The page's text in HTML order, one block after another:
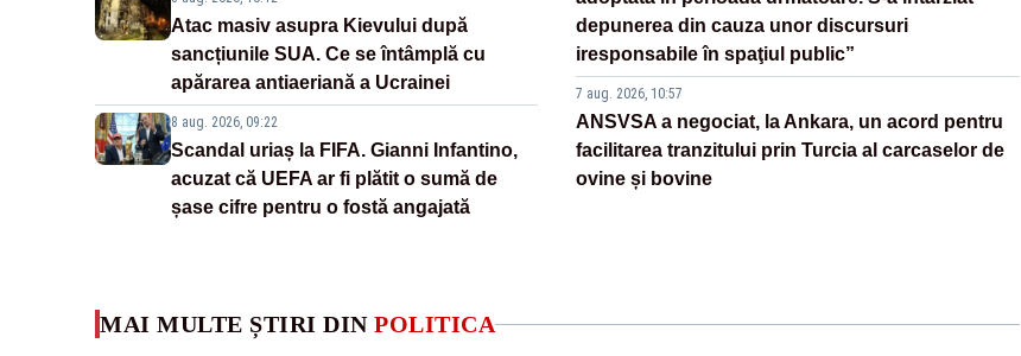
Atac masiv asupra Kievului după
sancțiunile SUA. Ce se întâmplă cu
apărarea antiaeriană a Ucrainei
8 aug. 2026, 09:22
Scandal uriaș la FIFA. Gianni Infantino,
acuzat că UEFA ar fi plătit o sumă de
șase cifre pentru o fostă angajată
depunerea din cauza unor discursuri
iresponsabile în spaţiul public”
7 aug. 2026, 10:57
ANSVSA a negociat, la Ankara, un acord pentru
facilitarea tranzitului prin Turcia al carcaselor de
ovine și bovine
MAI MULTE ȘTIRI DIN POLITICA